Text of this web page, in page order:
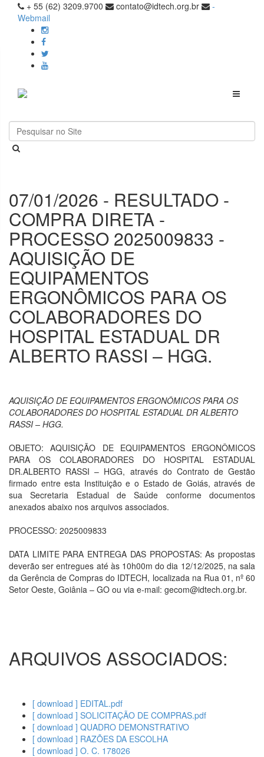
+ 55 (62) 3209.9700 contato@idtech.org.br
-
Webmail
Toggle
07/01/2026 - RESULTADO -
COMPRA DIRETA -
PROCESSO 2025009833 -
AQUISIÇÃO DE
EQUIPAMENTOS
ERGONÔMICOS PARA OS
COLABORADORES DO
HOSPITAL ESTADUAL DR
ALBERTO RASSI – HGG.
AQUISIÇÃO DE EQUIPAMENTOS ERGONÔMICOS PARA OS
COLABORADORES DO HOSPITAL ESTADUAL DR ALBERTO
RASSI – HGG.
OBJETO: AQUISIÇÃO DE EQUIPAMENTOS ERGONÔMICOS
PARA OS COLABORADORES DO HOSPITAL ESTADUAL
DR.ALBERTO RASSI – HGG, através do Contrato de Gestão
firmado entre esta Instituição e o Estado de Goiás, através de
sua Secretaria Estadual de Saúde conforme documentos
anexados abaixo nos arquivos associados.
PROCESSO: 2025009833
DATA LIMITE PARA ENTREGA DAS PROPOSTAS: As propostas
deverão ser entregues até às 10h00m do dia 12/12/2025, na sala
da Gerência de Compras do IDTECH, localizada na Rua 01, nº 60
Setor Oeste, Goiânia – GO ou via e-mail: gecom@idtech.org.br.
ARQUIVOS ASSOCIADOS:
[ download ] EDITAL.pdf
[ download ] SOLICITAÇÃO DE COMPRAS.pdf
[ download ] QUADRO DEMONSTRATIVO
[ download ] RAZÕES DA ESCOLHA
[ download ] O. C. 178026